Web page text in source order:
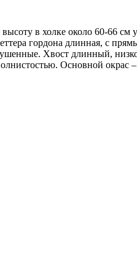
в холке около 60-66 см
гордона длинная, с
Хвост длинный,
Основной окрас